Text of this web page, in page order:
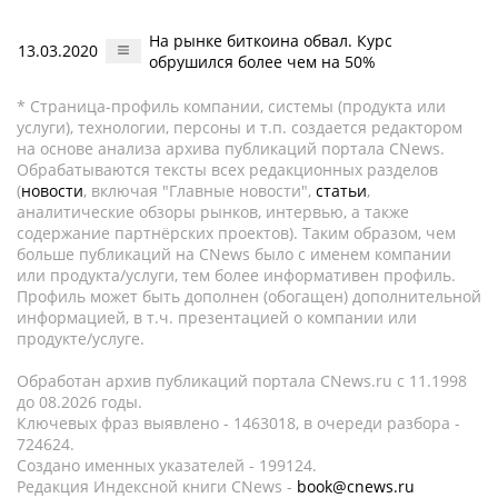
13.03.2020
На рынке биткоина обвал. Курс
обрушился более чем на 50%
* Страница-профиль компании, системы (продукта или
услуги), технологии, персоны и т.п. создается редактором
на основе анализа архива публикаций портала CNews.
Обрабатываются тексты всех редакционных разделов
(новости, включая "Главные новости", статьи,
аналитические обзоры рынков, интервью, а также
содержание партнёрских проектов). Таким образом, чем
больше публикаций на CNews было с именем компании
или продукта/услуги, тем более информативен профиль.
Профиль может быть дополнен (обогащен) дополнительной
информацией, в т.ч. презентацией о компании или
продукте/услуге.
Обработан архив публикаций портала CNews.ru c 11.1998
до 08.2026 годы.
Ключевых фраз выявлено - 1463018, в очереди разбора -
724624.
Создано именных указателей - 199124.
Редакция Индексной книги CNews - book@cnews.ru